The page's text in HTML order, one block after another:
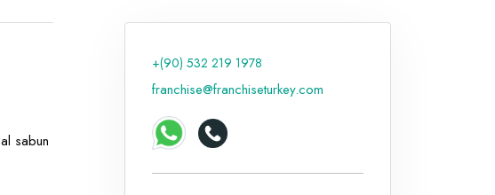
buradayız
Hakkımızda
sabun
+(90) 532 219 1978
franchise@franchiseturkey.com